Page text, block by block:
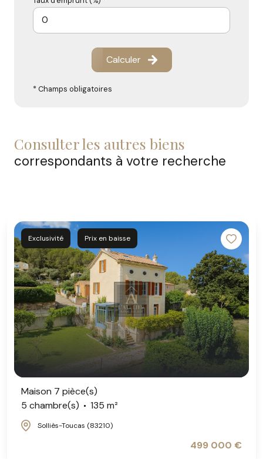
Calculer
* Champs obligatoires
consulter les autres biens
correspondants à votre recherche
Exclusivité Prix en baisse
Maison 7 pièce(s)
5 chambre(s)
135 m²
Solliès-Toucas (83210)
499 000 €